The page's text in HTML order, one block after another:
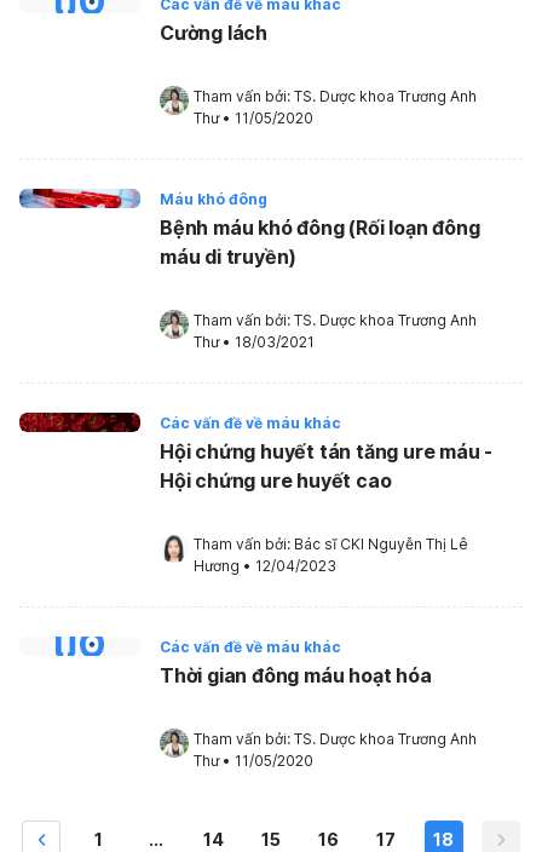
Các vấn đề về máu khác
Cường lách
Tham vấn bởi: TS. Dược khoa Trương Anh
Thư • 11/05/2020
Máu khó đông
Bệnh máu khó đông (Rối loạn đông
máu di truyền)
Tham vấn bởi: TS. Dược khoa Trương Anh
Thư • 18/03/2021
Các vấn đề về máu khác
Hội chứng huyết tán tăng ure máu -
Hội chứng ure huyết cao
Tham vấn bởi: Bác sĩ CKI Nguyễn Thị Lê
Hương • 12/04/2023
Các vấn đề về máu khác
Thời gian đông máu hoạt hóa
Tham vấn bởi: TS. Dược khoa Trương Anh
Thư • 11/05/2020
1 ... 14 15 16 17 18